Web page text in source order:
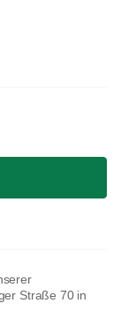
Straße 70 in